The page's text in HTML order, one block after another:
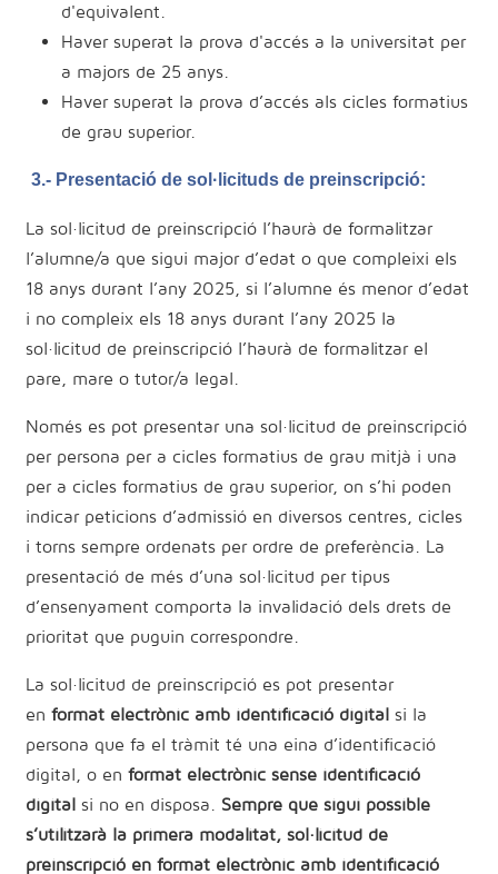
d'equivalent.
Haver superat la prova d'accés a la universitat per
a majors de 25 anys.
Haver superat la prova d’accés als cicles formatius
de grau superior.
3.- Presentació de sol·licituds de preinscripció:
La sol·licitud de preinscripció l’haurà de formalitzar
l’alumne/a que sigui major d’edat o que compleixi els
18 anys durant l’any 2025, si l’alumne és menor d’edat
i no compleix els 18 anys durant l’any 2025 la
sol·licitud de preinscripció l’haurà de formalitzar el
pare, mare o tutor/a legal.
Només es pot presentar una sol·licitud de preinscripció
per persona per a cicles formatius de grau mitjà i una
per a cicles formatius de grau superior, on s’hi poden
indicar peticions d’admissió en diversos centres, cicles
i torns sempre ordenats per ordre de preferència. La
presentació de més d’una sol·licitud per tipus
d’ensenyament comporta la invalidació dels drets de
prioritat que puguin correspondre.
La sol·licitud de preinscripció es pot presentar
enformat electrònic amb identificació digital si la
persona que fa el tràmit té una eina d’identificació
digital, o enformat electrònic sense identificació
digital si no en disposa. Sempre que sigui possible
s’utilitzarà la primera modalitat, sol·licitud de
preinscripció en format electrònic amb identificació